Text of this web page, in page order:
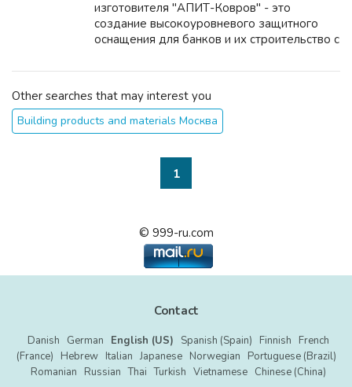
изготовителя "АПИТ-Ковров" - это
создание высокоуровневого защитного
оснащения для банков и их строительство с
деятельность нашей компании неизменно
Other searches that may interest you
Building products and materials Москва
1
© 999-ru.com
Contact
Danish German English (US) Spanish (Spain) Finnish
French
(France)
Hebrew Italian Japanese Norwegian
Portuguese (Brazil)
Romanian
Russian Thai Turkish Vietnamese Chinese (China)